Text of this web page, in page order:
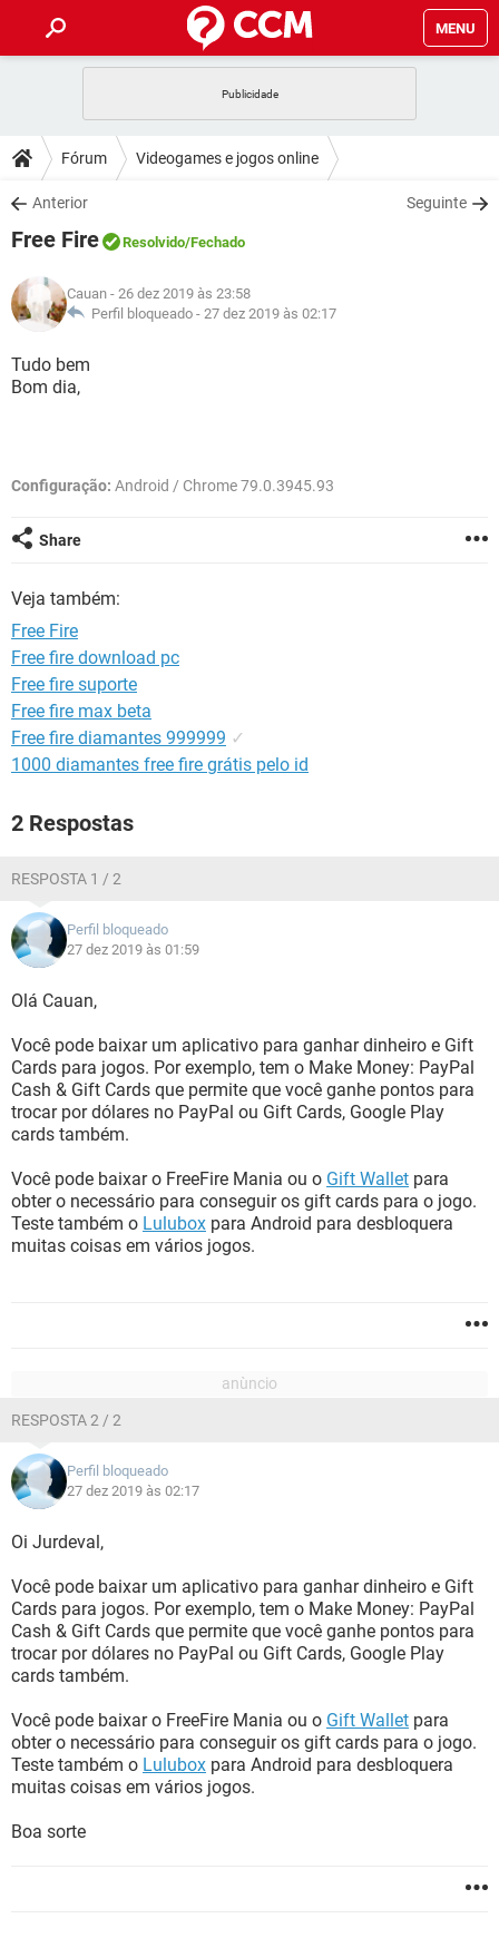
MENU
CELULAR FACEBOOK
OUTLOOK
INSTAGRAM
GUIA DE COMPRAS
DICAS
JOGOS WHATSAPP
INSTAGRAM
DOWNLOADS
JOGOS
CELULAR
OUTLOOK EXCEL
INSTAGRAM
GUIA DE COMPRAS
JOGOS
OUTLOOK
GLOSSÁRIO
JOGOS
CELULAR
Fórum Videogames e jogos online
Anterior Seguinte
Free Fire Resolvido/Fechado
Cauan - 26 dez 2019 às 23:58
Perfil bloqueado - 27 dez 2019 às 02:17
Tudo bem
Bom dia,
Configuração: Android / Chrome 79.0.3945.93
Share
Veja também:
Free Fire
Free fire download pc
Free fire suporte
Free fire max beta
Free fire diamantes 999999 ✓
1000 diamantes free fire grátis pelo id
2 Respostas
RESPOSTA 1 / 2
Perfil bloqueado
27 dez 2019 às 01:59
Olá Cauan,
Você pode baixar um aplicativo para ganhar dinheiro e Gift
Cards para jogos. Por exemplo, tem o Make Money: PayPal
Cash & Gift Cards que permite que você ganhe pontos para
trocar por dólares no PayPal ou Gift Cards, Google Play
cards também.
Você pode baixar o FreeFire Mania ou o Gift Wallet para
obter o necessário para conseguir os gift cards para o jogo.
Teste também o Lulubox para Android para desbloquera
muitas coisas em vários jogos.
RESPOSTA 2 / 2
Perfil bloqueado
27 dez 2019 às 02:17
Oi Jurdeval,
Você pode baixar um aplicativo para ganhar dinheiro e Gift
Cards para jogos. Por exemplo, tem o Make Money: PayPal
Cash & Gift Cards que permite que você ganhe pontos para
trocar por dólares no PayPal ou Gift Cards, Google Play
cards também.
Você pode baixar o FreeFire Mania ou o Gift Wallet para
obter o necessário para conseguir os gift cards para o jogo.
Teste também o Lulubox para Android para desbloquera
muitas coisas em vários jogos.
Boa sorte